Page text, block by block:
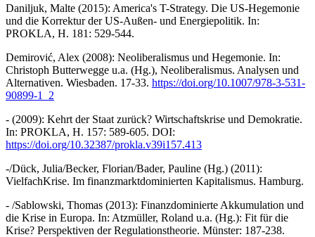
Daniljuk, Malte (2015): America's T-Strategy. Die US-Hegemonie
und die Korrektur der US-Außen- und Energiepolitik. In:
PROKLA, H. 181: 529-544.
Demirović, Alex (2008): Neoliberalismus und Hegemonie. In:
Christoph Butterwegge u.a. (Hg.), Neoliberalismus. Analysen und
Alternativen. Wiesbaden. 17-33. https://doi.org/10.1007/978-3-531-
90899-1_2
- (2009): Kehrt der Staat zurück? Wirtschaftskrise und Demokratie.
In: PROKLA, H. 157: 589-605. DOI:
https://doi.org/10.32387/prokla.v39i157.413
-/Dück, Julia/Becker, Florian/Bader, Pauline (Hg.) (2011):
VielfachKrise. Im finanzmarktdominierten Kapitalismus. Hamburg.
- /Sablowski, Thomas (2013): Finanzdominierte Akkumulation und
die Krise in Europa. In: Atzmüller, Roland u.a. (Hg.): Fit für die
Krise? Perspektiven der Regulationstheorie. Münster: 187-238.